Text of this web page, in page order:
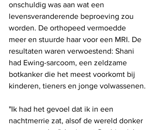
onschuldig was aan wat een
levensveranderende beproeving zou
worden. De orthopeed vermoedde
meer en stuurde haar voor een MRI. De
resultaten waren verwoestend: Shani
had Ewing-sarcoom, een zeldzame
botkanker die het meest voorkomt bij
kinderen, tieners en jonge volwassenen.
"Ik had het gevoel dat ik in een
nachtmerrie zat, alsof de wereld donker